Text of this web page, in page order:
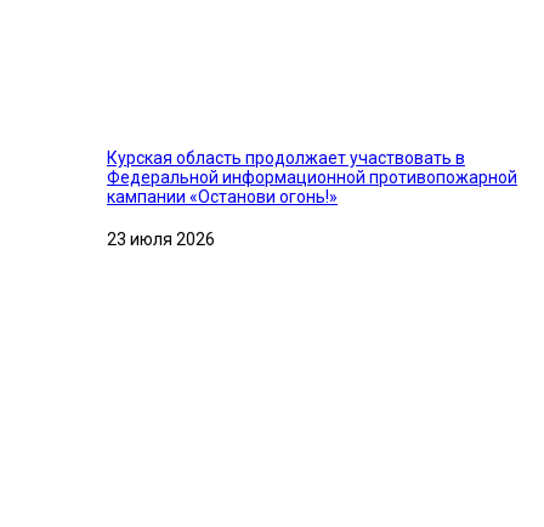
Курская область продолжает участвовать в
Федеральной информационной противопожарной
кампании «Останови огонь!»
23 июля 2026